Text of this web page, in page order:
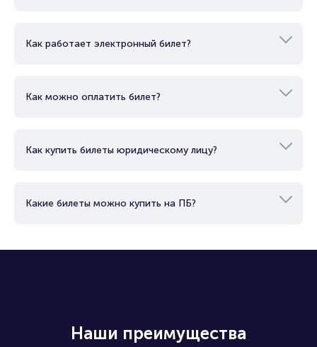
Организаторам
Как работает электронный билет?
Как можно оплатить билет?
Как купить билеты юридическому лицу?
Какие билеты можно купить на ПБ?
Наши преимущества